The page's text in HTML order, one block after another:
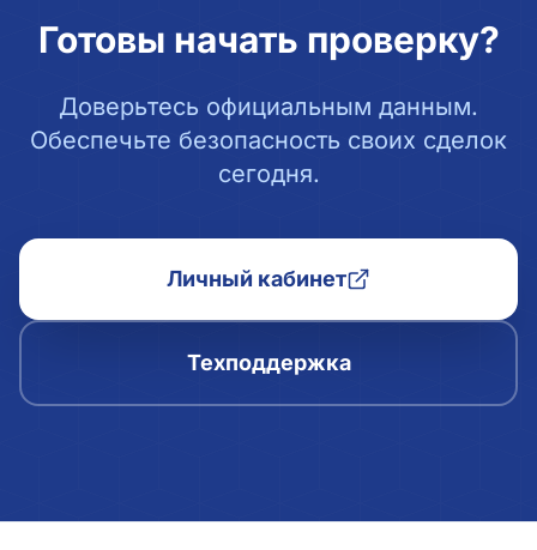
Готовы начать проверку?
Доверьтесь официальным данным.
Обеспечьте безопасность своих сделок
сегодня.
Личный кабинет
Техподдержка